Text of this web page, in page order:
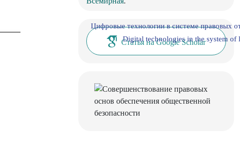
Цифровые технологии в системе правовых
Digital technologies in the system of
Статья на Google Scholar